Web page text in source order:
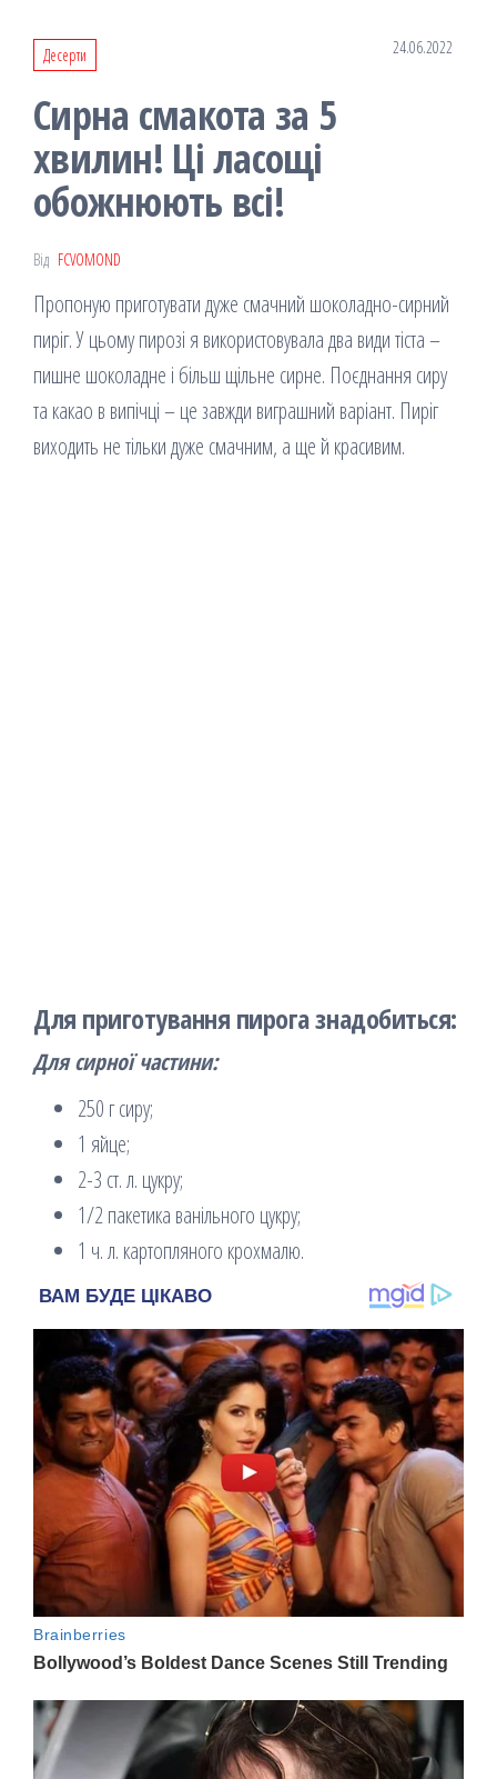
Десерти 24.06.2022
Сирна смакота за 5
хвилин! Ці ласощі
обожнюють всі!
Від FCVOMOND
Пропоную приготувати дуже смачний шоколадно-сирний
пиріг. У цьому пирозі я використовувала два види тіста –
пишне шоколадне і більш щільне сирне. Поєднання сиру
та какао в випічці – це завжди виграшний варіант. Пиріг
виходить не тільки дуже смачним, а ще й красивим.
Для приготування пирога знадобиться:
Для сирної частини:
250 г сиру;
1 яйце;
2-3 ст. л. цукру;
1/2 пакетика ванільного цукру;
1 ч. л. картопляного крохмалю.